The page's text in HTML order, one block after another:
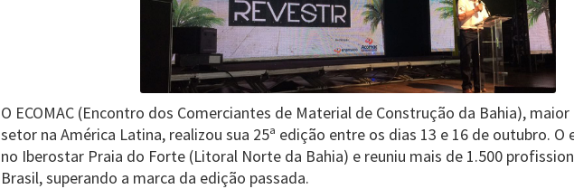
O ECOMAC (Encontro dos Comerciantes de Material de Construção da Bahia),
setor na América Latina, realizou sua 25ª edição entre os dias 13 e 16 de outubro. O
no Iberostar Praia do Forte (Litoral Norte da Bahia) e reuniu mais de 1.500
Brasil, superando a marca da edição passada.